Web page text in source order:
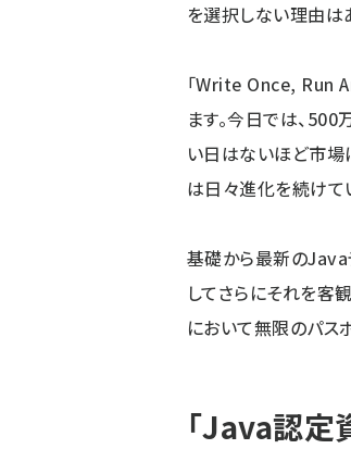
を選択しない理由は
「Write Once, Run
ます。今日では、
い日はないほど市場
は日々進化を続けて
基礎から最新のJava
してさらにそれを客
において無限のパス
「Java認定